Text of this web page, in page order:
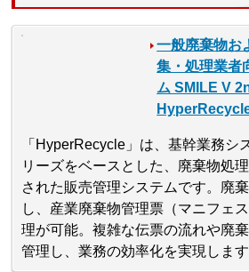
一般廃棄物お
集・処理業者
ム SMILE V
「HyperRecycle」は、基幹業務シ
リーズをベースとした、廃棄物処
された販売管理システムです。廃
し、産業廃棄物管理票（マニフェ
理が可能。複雑な伝票の流れや廃
管理し、業務の効率化を実現します